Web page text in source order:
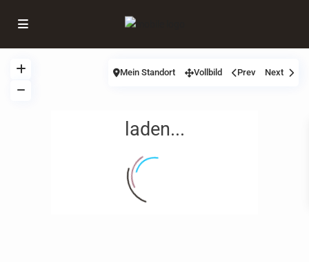
laden...
Mein Standort Vollbild Prev Next